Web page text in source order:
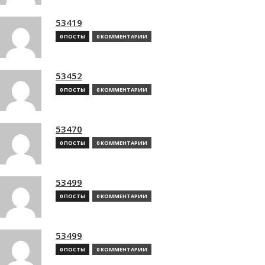
53419
0 ПОСТЫ 0 КОММЕНТАРИИ
53452
0 ПОСТЫ 0 КОММЕНТАРИИ
53470
0 ПОСТЫ 0 КОММЕНТАРИИ
53499
0 ПОСТЫ 0 КОММЕНТАРИИ
53499
0 ПОСТЫ 0 КОММЕНТАРИИ